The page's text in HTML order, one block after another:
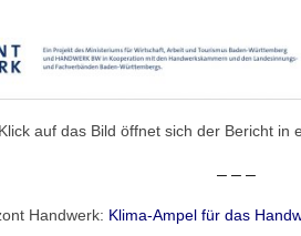
auf das Bild öffnet sich der Bericht in
– – –
Handwerk: Klima-Ampel für das